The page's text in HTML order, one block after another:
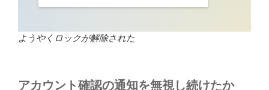
ようやくロックが解除された
アカウント確認の通知を無視し続けたか